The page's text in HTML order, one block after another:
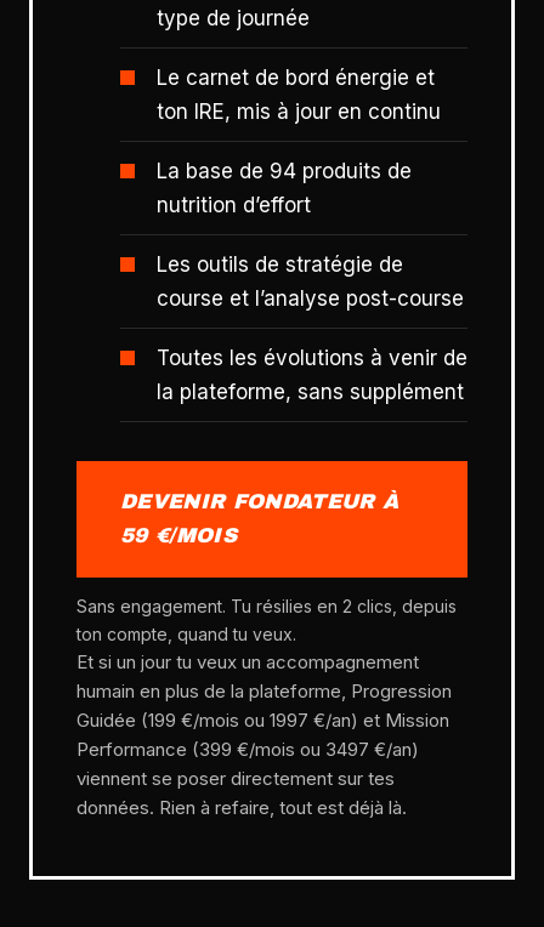
type de journée
Le carnet de bord énergie et
ton IRE, mis à jour en continu
La base de 94 produits de
nutrition d’effort
Les outils de stratégie de
course et l’analyse post-course
Toutes les évolutions à venir de
la plateforme, sans supplément
DEVENIR FONDATEUR À
59 €/MOIS
Sans engagement. Tu résilies en 2 clics, depuis
ton compte, quand tu veux.
Et si un jour tu veux un accompagnement
humain en plus de la plateforme, Progression
Guidée (199 €/mois ou 1997 €/an) et Mission
Performance (399 €/mois ou 3497 €/an)
viennent se poser directement sur tes
données. Rien à refaire, tout est déjà là.